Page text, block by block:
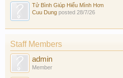
Tử Bình Giúp Hiểu Mình Hơn
Cuu Dung posted 28/7/26
Staff Members
admin
Member